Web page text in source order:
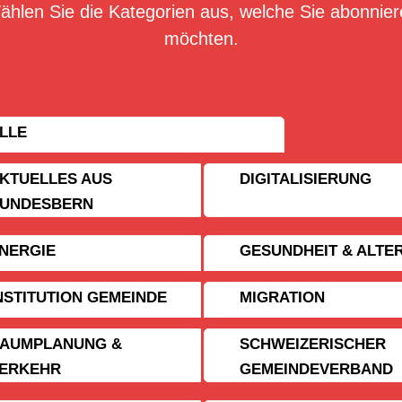
Sie die Kategorien aus, welche Sie
möchten.
AUS
DIGITALISIERUNG
GESUNDHEIT &
GEMEINDE MIGRATION
&
SCHWEIZERISCHER
GEMEINDE­VERBAND